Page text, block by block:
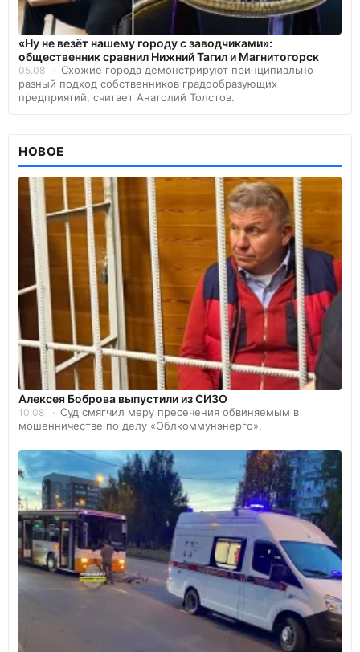
«Ну не везёт нашему городу с заводчиками»:
общественник сравнил Нижний Тагил и Магнитогорск
05.08
Схожие города демонстрируют принципиально
разный подход собственников градообразующих
предприятий, считает Анатолий Толстов.
НОВОЕ
Алексея Боброва выпустили из СИЗО
10.08
Суд смягчил меру пресечения обвиняемым в
мошенничестве по делу «Облкоммунэнерго».